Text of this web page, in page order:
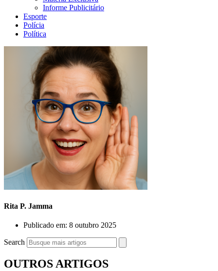
Informe Publicitário
Esporte
Polícia
Política
Rita P. Jamma
Publicado em: 8 outubro 2025
Search
OUTROS ARTIGOS